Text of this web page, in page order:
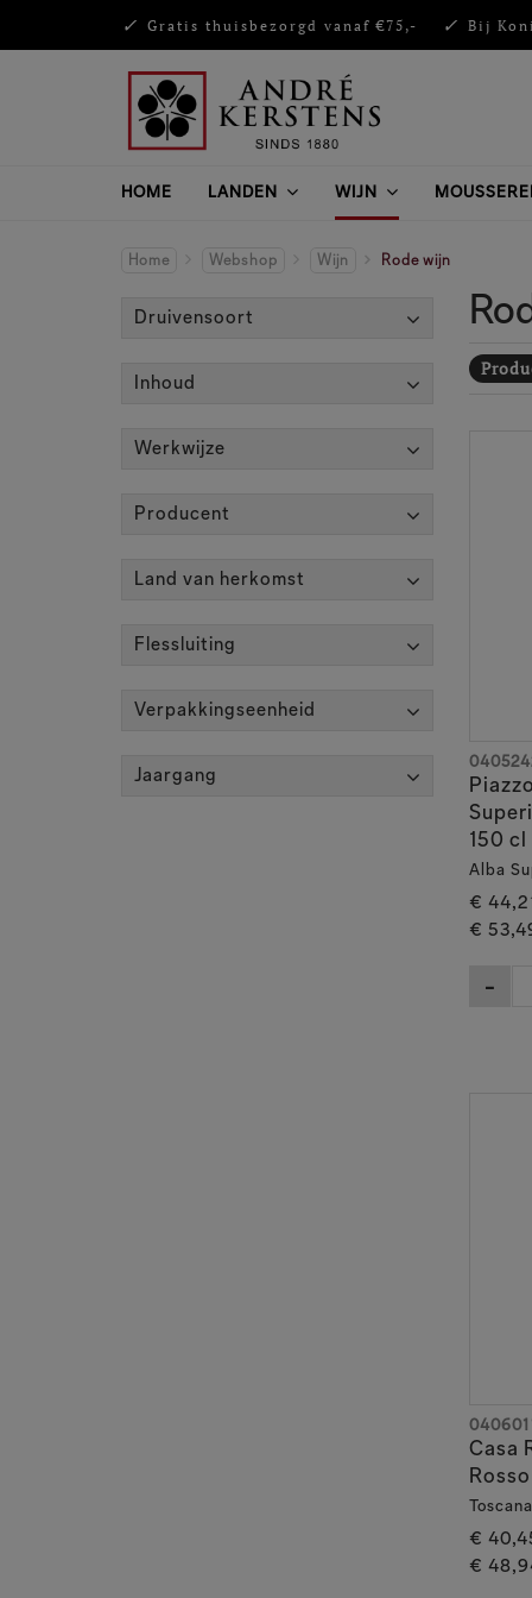
Gratis thuisbezorgd vanaf €75,- Bij
HOME LANDEN WIJN
Home Webshop Wijn Rode wijn
Druivensoort
Inhoud
Werkwijze
Producent
Land van herkomst
Flessluiting
Verpakkingseenheid
Jaargang
150 cl
Alba
€
€
Casa
€
€